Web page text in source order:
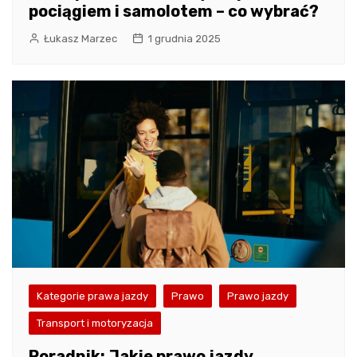
pociągiem i samolotem – co wybrać?
Łukasz Marzec 1 grudnia 2025
Kategorie prawa jazdy Prawo Prawo jazdy
Transport i motoryzacja